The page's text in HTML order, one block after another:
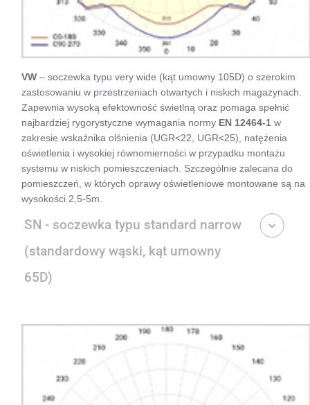
VW – soczewka typu very wide (kąt umowny 105D) o szerokim
zastosowaniu w przestrzeniach otwartych i niskich magazynach.
Zapewnia wysoką efektowność świetlną oraz pomaga spełnić
najbardziej rygorystyczne wymagania normy EN 12464-1 w
zakresie wskaźnika olśnienia (UGR<22, UGR<25), natężenia
oświetlenia i wysokiej równomierności w przypadku montażu
systemu w niskich pomieszczeniach. Szczególnie zalecana do
pomieszczeń, w których oprawy oświetleniowe montowane są na
wysokości 2,5-5m.
SN - soczewka typu standard narrow
(standardowy wąski, kąt umowny
65D)